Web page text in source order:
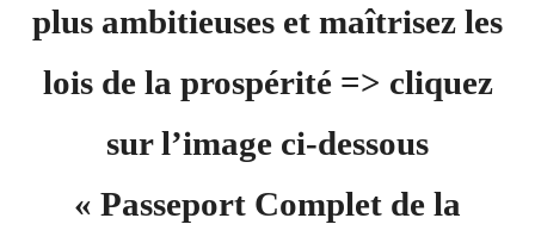
plus ambitieuses et maîtrisez les
lois de la prospérité => cliquez
sur l’image ci-dessous
« Passeport Complet de la